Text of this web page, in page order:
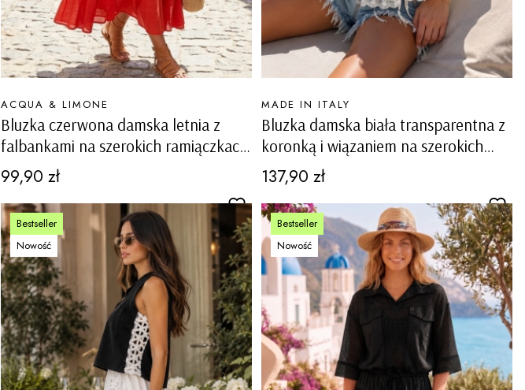
Bluzka czerwona damska letnia z
falbankami na szerokich ramiączkach
100% bawełna Baruzzoa
PRODUCENT
ACQUA & LIMONE
Cena
99,90 zł
Bluzka damska biała transparentna z
koronką i wiązaniem na szerokich
ramiączkach boho paryżanka
Balmuccia
PRODUCENT
MADE IN ITALY
Cena
137,90 zł
Bestseller
Nowość
Bestseller
Nowość